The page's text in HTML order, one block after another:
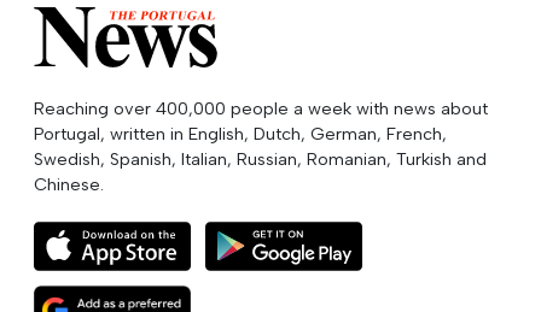
Reaching over 400,000 people a week with news about
Portugal, written in English, Dutch, German, French,
Swedish, Spanish, Italian, Russian, Romanian, Turkish and
Chinese.